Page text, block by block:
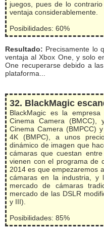
juegos, pues de lo
ventaja considerablemente.
Posibilidades: 60%
Resultado: Precisamente lo
ventaja al Xbox One, y solo
One recuperarse debido a
plataforma...
32. BlackMagic
BlackMagic es la
Cinema Camera (BMCC),
Cinema Camera (BMPCC)
4K (BMPC), a unos
dinámico de imagen que
cámaras que cuestan
vienen con el programa de
2014 es que empezaremos
cámaras en la industria, y
mercado de cámaras
mercado de las DSLR
y III).
Posibilidades: 85%